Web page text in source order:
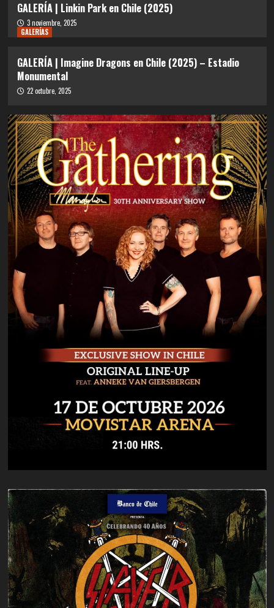
GALERÍA | Linkin Park en Chile (2025)
3 noviembre, 2025
GALERÍAS
GALERÍA | Imagine Dragons en Chile (2025) – Estadio
Monumental
22 octubre, 2025